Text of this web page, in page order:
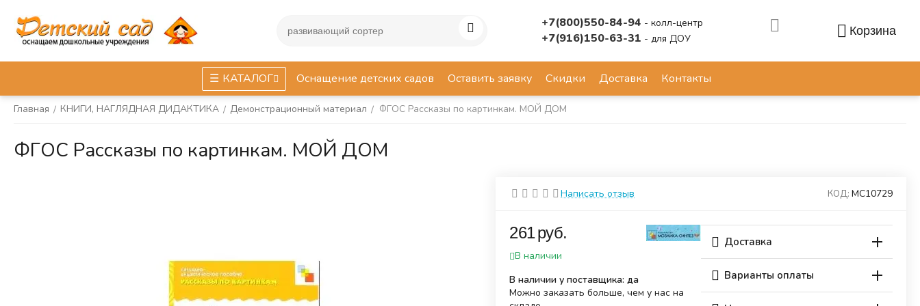
+7(800)550-84-94 - колл-центр
+7(916)150-63-31 - для ДОУ
Корзина
КАТАЛОГ Оснащение детских садов Оставить заявку Скидки Доставка Контакты
Главная / КНИГИ, НАГЛЯДНАЯ ДИДАКТИКА / Демонстрационный материал / ФГОС Рассказы по картинкам. МОЙ ДОМ
ФГОС Рассказы по картинкам. МОЙ ДОМ
Написать отзыв КОД: МС10729
‍261‍руб.
В наличии
В наличии у поставщика: да
Можно заказать больше, чем у нас на
Доставка
Варианты оплаты